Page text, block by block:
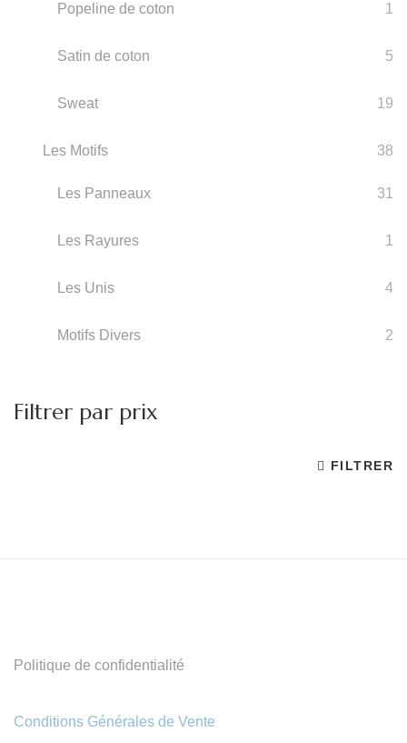
Popeline de coton 1
Satin de coton 5
Sweat 19
Les Motifs 38
Les Panneaux 31
Les Rayures 1
Les Unis 4
Motifs Divers 2
Filtrer par prix
FILTRER
Politique de confidentialité
Conditions Générales de Vente